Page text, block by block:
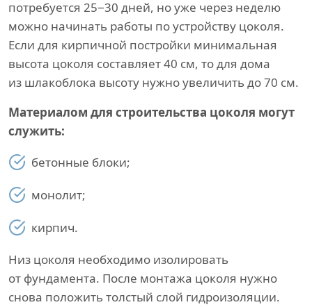
потребуется 25−30 дней, но уже через неделю
можно начинать работы по устройству цоколя.
Если для кирпичной постройки минимальная
высота цоколя составляет 40 см, то для дома
из шлакоблока высоту нужно увеличить до 70 см.
Материалом для строительства цоколя могут
служить:
бетонные блоки;
монолит;
кирпич.
Низ цоколя необходимо изолировать
от фундамента. После монтажа цоколя нужно
снова положить толстый слой гидроизоляции.